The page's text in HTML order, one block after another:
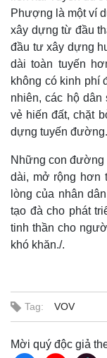
Phượng là một ví
xây dựng từ đầu
đầu tư xây dựng
dài toàn tuyến
không có kinh phí
nhiên, các hộ
vẻ hiến đất, chặt
dựng tuyến đường.
Những con
dài, mở rộng hơn
lòng của nhân
tạo đà cho phát
tinh thần cho
khó khăn./.
Tag: VOV
Mời quý độc giả